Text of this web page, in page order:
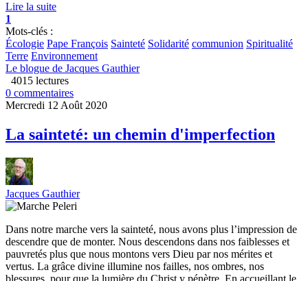
Lire la suite
1
Mots-clés :
Écologie Pape François Sainteté Solidarité communion Spiritualité
Terre Environnement
Le blogue de Jacques Gauthier
4015 lectures
0 commentaires
Mercredi 12 Août 2020
La sainteté: un chemin d'imperfection
Jacques Gauthier
Dans notre marche vers la sainteté, nous avons plus l’impression de
descendre que de monter. Nous descendons dans nos faiblesses et
pauvretés plus que nous montons vers Dieu par nos mérites et
vertus. La grâce divine illumine nos failles, nos ombres, nos